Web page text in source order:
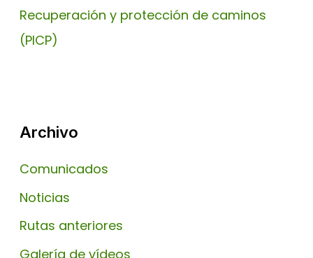
Recuperación y protección de caminos
(PICP)
Archivo
Comunicados
Noticias
Rutas anteriores
Galería de vídeos